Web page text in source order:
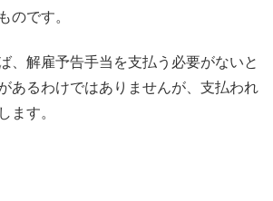
のです。
、解雇予告手当を支払う必要がないと
あるわけではありませんが、支払われ
ます。